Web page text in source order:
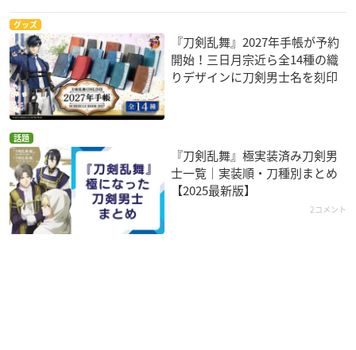
グッズ
『刀剣乱舞』2027年手帳が予約
開始！三日月宗近ら全14種の織
りデザインに刀剣男士名を刻印
話題
『刀剣乱舞』極実装済み刀剣男
士一覧｜実装順・刀種別まとめ
【2025最新版】
2コメント